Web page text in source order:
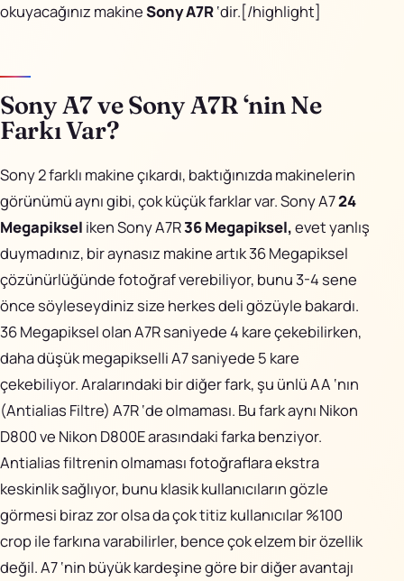
okuyacağınız makineSony A7R‘dir.[/highlight]
Sony A7 ve Sony A7R ‘nin Ne
Farkı Var?
Sony 2 farklı makine çıkardı, baktığınızda makinelerin
görünümü aynı gibi, çok küçük farklar var. Sony A724
Megapiksel iken Sony A7R36 Megapiksel,evet yanlış
duymadınız, bir aynasız makine artık 36 Megapiksel
çözünürlüğünde fotoğraf verebiliyor, bunu 3-4 sene
önce söyleseydiniz size herkes deli gözüyle bakardı.
36 Megapiksel olan A7R saniyede 4 kare çekebilirken,
daha düşük megapikselli A7 saniyede 5 kare
çekebiliyor. Aralarındaki bir diğer fark, şu ünlü AA ‘nın
(Antialias Filtre) A7R ‘de olmaması. Bu fark aynı Nikon
D800 ve Nikon D800E arasındaki farka benziyor.
Antialias filtrenin olmaması fotoğraflara ekstra
keskinlik sağlıyor, bunu klasik kullanıcıların gözle
görmesi biraz zor olsa da çok titiz kullanıcılar %100
crop ile farkına varabilirler, bence çok elzem bir özellik
değil. A7 ‘nin büyük kardeşine göre bir diğer avantajı